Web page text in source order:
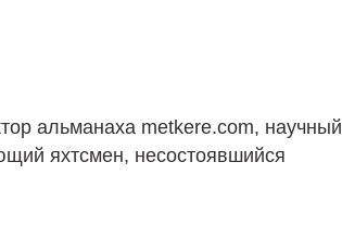
альманаха metkere.com, научный
яхтсмен, несостоявшийся